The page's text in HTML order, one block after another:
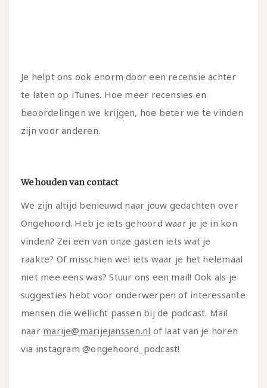
Je helpt ons ook enorm door een recensie achter
te laten op iTunes. Hoe meer recensies en
beoordelingen we krijgen, hoe beter we te vinden
zijn voor anderen.
We houden van contact
We zijn altijd benieuwd naar jouw gedachten over
Ongehoord. Heb je iets gehoord waar je je in kon
vinden? Zei een van onze gasten iets wat je
raakte? Of misschien wel iets waar je het helemaal
niet mee eens was? Stuur ons een mail! Ook als je
suggesties hebt voor onderwerpen of interessante
mensen die wellicht passen bij de podcast. Mail
naar marije@marijejanssen.nl of laat van je horen
via instagram @ongehoord_podcast!